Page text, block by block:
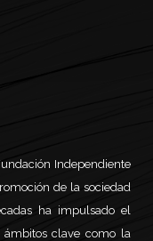
Independiente
de la sociedad
ha impulsado el
ámbitos clave como la